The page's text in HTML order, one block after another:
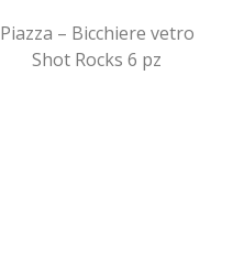
Piazza – Bicchiere vetro
Shot Rocks 6 pz